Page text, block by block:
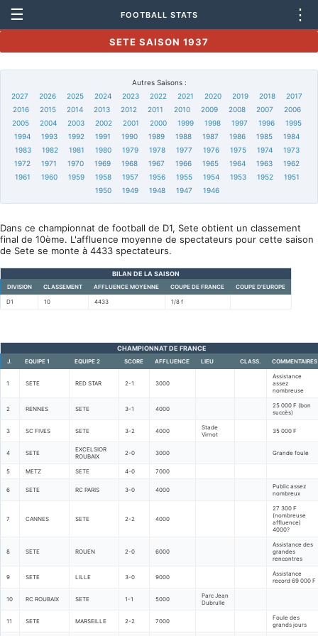
☰ FOOTBALL STATS ⋮
SETE SAISON 1937
Autres Saisons :
2027
2026 2025 2024 2023 2022 2021 2020 2019 2018
2017
2016
2015 2014 2013 2012 2011 2010 2009 2008 2007
2006
2005
2004 2003 2002 2001 2000 1999 1998 1997 1996
1995
1994
1993 1992 1991 1990 1989 1988 1987 1986 1985
1984
1983
1982 1981 1980 1979 1978 1977 1976 1975 1974
1973
1972
1971 1970 1969 1968 1967 1966 1965 1964 1963
1962
1961
1960 1959 1958 1957 1956 1955 1954 1953 1952
1951
1950
1949 1948 1947 1946
Dans ce championnat de football de D1, Sete obtient un classement
final de 10ème. L'affluence moyenne de spectateurs pour cette saison
de Sete se monte à 4433 spectateurs.
BILAN DE LA SAISON
DIVISION CLASSEMENT AFFLUENCE MOYENNE COUPE DE FRANCE COUPE D'EUROPE
D1 10 4433 1/8 f
CHAMPIONNAT DE FRANCE
J. EQUIPE 1 EQUIPE 2 SCORE AFFLUENCE LIEU CLASS. COMMENTAIRES
1 SETE RED STAR 2-1 3000
Assistance
assez
nombreuse
2 RENNES SETE 3-1 4000
25 000 F (bon
succès)
3 SC FIVES SETE 3-2 4000
Stade
Virnot
35 000 F
4 SETE
EXCELSIOR
ROUBAIX
2-0 3000 Grande foule
5 METZ SETE 4-0 7000
6 SETE RC PARIS 3-0 4000
Public assez
nombreux
7 CANNES SETE 2-2 4000
27 300 F
(nombreuse
affluence)
4000?
8 SETE ROUEN 2-0 6000
Assistance des
grandes
rencontres
9 SETE LILLE 3-0 9000
Assistance
record 69 000 F
10 RC ROUBAIX SETE 1-1 5000
Parc Jean
Dubrulle
11 SETE MARSEILLE 2-2 7000
Foule des
grands jours